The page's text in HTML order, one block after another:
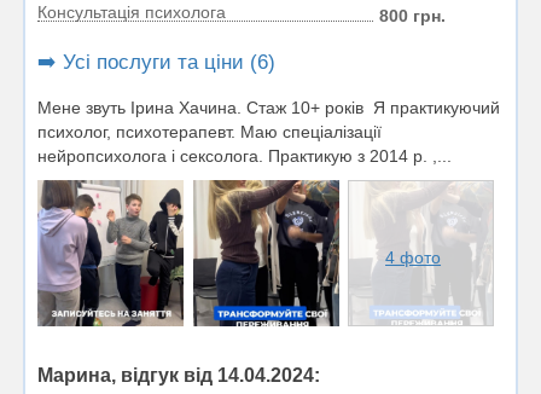
Консультація психолога 800 грн.
➡️ Усі послуги та ціни (6)
Мене звуть Ірина Хачина. Стаж 10+ років Я практикуючий
психолог, психотерапевт. Маю спеціалізації
нейропсихолога і сексолога. Практикую з 2014 р. ,...
4 фото
Марина, відгук від 14.04.2024: